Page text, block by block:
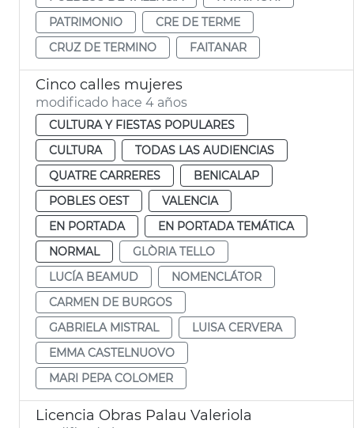
PATRIMONIO
CRE DE TERME
CRUZ DE TERMINO
FAITANAR
Cinco calles mujeres
modificado hace 4 años
CULTURA Y FIESTAS POPULARES
CULTURA
TODAS LAS AUDIENCIAS
QUATRE CARRERES
BENICALAP
POBLES OEST
VALENCIA
EN PORTADA
EN PORTADA TEMÁTICA
NORMAL
GLÒRIA TELLO
LUCÍA BEAMUD
NOMENCLÁTOR
CARMEN DE BURGOS
GABRIELA MISTRAL
LUISA CERVERA
EMMA CASTELNUOVO
MARI PEPA COLOMER
Licencia Obras Palau Valeriola